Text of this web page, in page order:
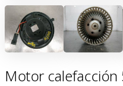
Motor